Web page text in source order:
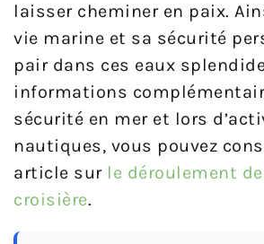
laisser cheminer en paix.
vie marine et sa sécurité
pair dans ces eaux
informations
sécurité en mer et lors
nautiques, vous pouvez
article sur le déroulement
croisière.